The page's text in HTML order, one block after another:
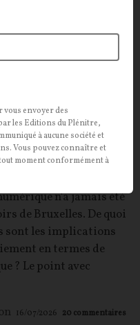
aspects
problème
»
n'a jamais été
de Bruxelles. De quoi
sont les implications
en termes de
? Le point avec
16/07/2026 20 commentaires
vous envoyer des
les Editions du Plénitre,
à aucune société et
Vous pouvez connaître et
moment conformément à